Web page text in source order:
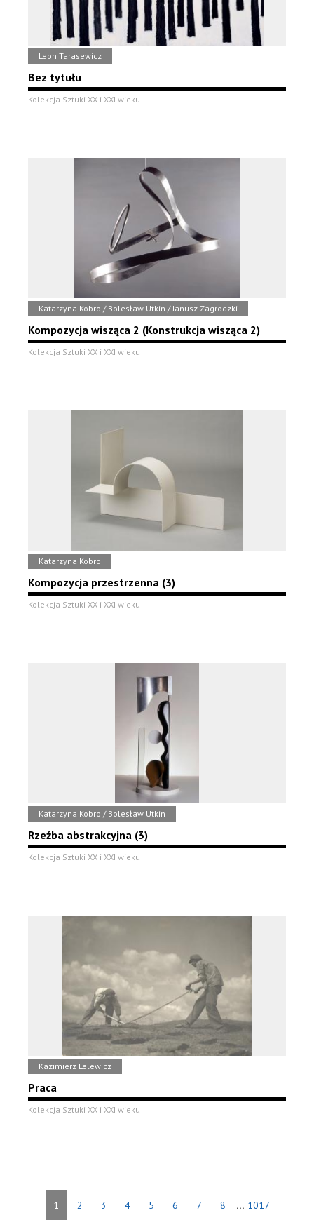
Leon Tarasewicz
Bez tytułu
Kolekcja Sztuki XX i XXI wieku
Katarzyna Kobro / Bolesław Utkin / Janusz Zagrodzki
Kompozycja wisząca 2 (Konstrukcja wisząca 2)
Kolekcja Sztuki XX i XXI wieku
Katarzyna Kobro
Kompozycja przestrzenna (3)
Kolekcja Sztuki XX i XXI wieku
Katarzyna Kobro / Bolesław Utkin
Rzeźba abstrakcyjna (3)
Kolekcja Sztuki XX i XXI wieku
Kazimierz Lelewicz
Praca
Kolekcja Sztuki XX i XXI wieku
1 2 3 4 5 6 7 8 ... 1017